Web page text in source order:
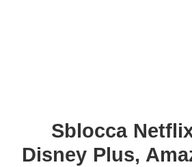
Sblocca
Disney Plus,